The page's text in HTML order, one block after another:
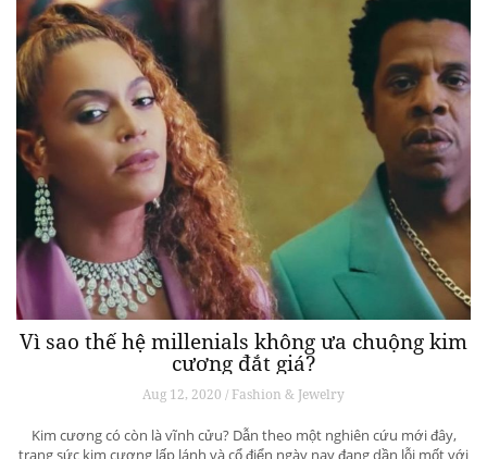
Vì sao thế hệ millenials không ưa chuộng kim
cương đắt giá?
Aug 12, 2020 / Fashion & Jewelry
Kim cương có còn là vĩnh cửu? Dẫn theo một nghiên cứu mới đây,
trang sức kim cương lấp lánh và cổ điển ngày nay đang dần lỗi mốt với